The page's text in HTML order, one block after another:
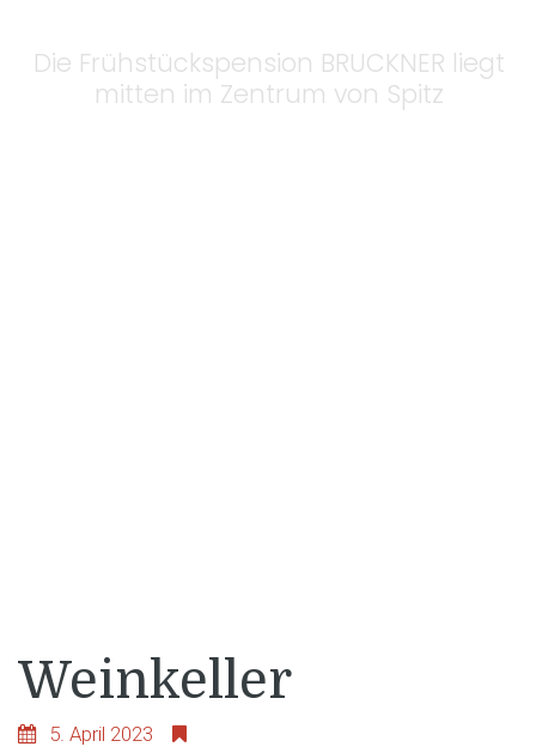
Die Frühstückspension BRUCKNER liegt
mitten im Zentrum von Spitz
Weinkeller
5. April 2023